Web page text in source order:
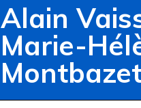
Alain
Marie-